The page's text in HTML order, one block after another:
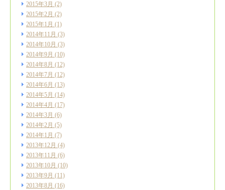
2015年3月 (2)
2015年2月 (2)
2015年1月 (1)
2014年11月 (3)
2014年10月 (3)
2014年9月 (10)
2014年8月 (12)
2014年7月 (12)
2014年6月 (13)
2014年5月 (14)
2014年4月 (17)
2014年3月 (6)
2014年2月 (5)
2014年1月 (7)
2013年12月 (4)
2013年11月 (6)
2013年10月 (10)
2013年9月 (11)
2013年8月 (16)